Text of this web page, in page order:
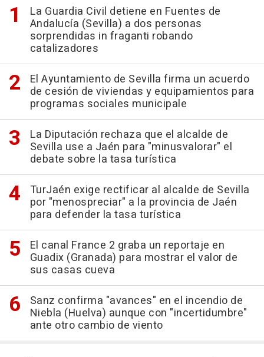
La Guardia Civil detiene en Fuentes de
Andalucía (Sevilla) a dos personas
sorprendidas in fraganti robando
catalizadores
El Ayuntamiento de Sevilla firma un acuerdo
de cesión de viviendas y equipamientos para
programas sociales municipale
La Diputación rechaza que el alcalde de
Sevilla use a Jaén para "minusvalorar" el
debate sobre la tasa turística
TurJaén exige rectificar al alcalde de Sevilla
por "menospreciar" a la provincia de Jaén
para defender la tasa turística
El canal France 2 graba un reportaje en
Guadix (Granada) para mostrar el valor de
sus casas cueva
Sanz confirma "avances" en el incendio de
Niebla (Huelva) aunque con "incertidumbre"
ante otro cambio de viento